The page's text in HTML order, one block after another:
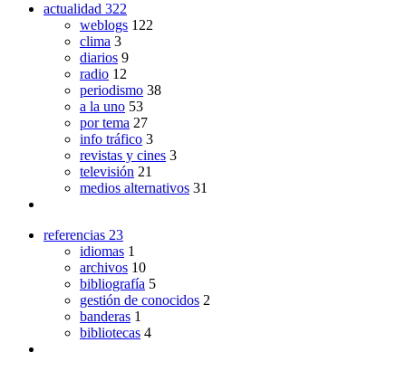
actualidad 322
weblogs 122
clima 3
diarios 9
radio 12
periodismo 38
a la uno 53
por tema 27
info tráfico 3
revistas y cines 3
televisión 21
medios alternativos 31
referencias 23
idiomas 1
archivos 10
bibliografía 5
gestión de conocidos 2
banderas 1
bibliotecas 4